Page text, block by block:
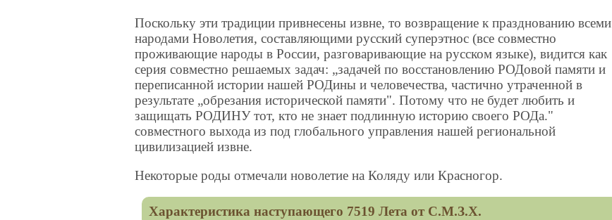
Поскольку эти традиции привнесены извне, то возвращение к празднованию всеми
народами Новолетия, составляющими русский суперэтнос (все совместно
проживающие народы в России, разговаривающие на русском языке), видится как
серия совместно решаемых задач: „задачей по восстановлению РОДовой памяти и
переписанной истории нашей РОДины и человечества, частично утраченной в
результате „обрезания исторической памяти". Потому что не будет любить и
защищать РОДИНУ тот, кто не знает подлинную историю своего РОДа."
совместного выхода из под глобального управления нашей региональной
цивилизацией извне.
Некоторые роды отмечали новолетие на Коляду или Красногор.
Характеристика наступающего 7519 Лета от С.М.З.Х.